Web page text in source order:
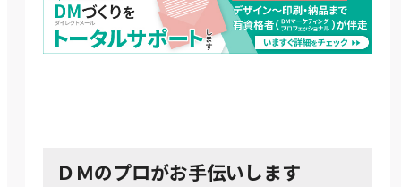
ＤＭのプロがお手伝いします